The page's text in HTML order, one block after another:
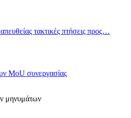
τακτικές πτήσεις προς…
MoU συνεργασίας
μηνυμάτων